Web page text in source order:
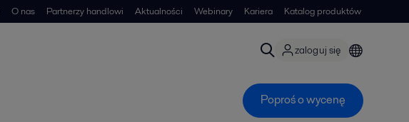
O nas Partnerzy handlowi Aktualności Webinary Kariera Katalog produktów
zaloguj się
Poproś o wycenę